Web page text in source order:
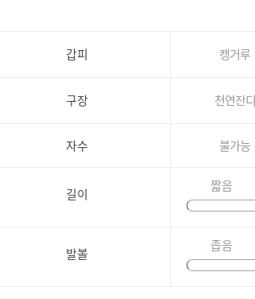
갑피 캥거루
구장 천연잔디
자수 불가능
길이 짧음
발볼 좁음